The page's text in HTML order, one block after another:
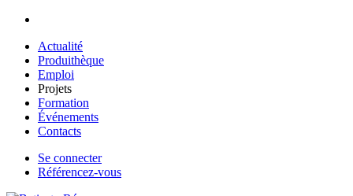
Aller au contenu principal
Actualité
Produithèque
Emploi
Projets
Formation
Événements
Contacts
Se connecter
Référencez-vous